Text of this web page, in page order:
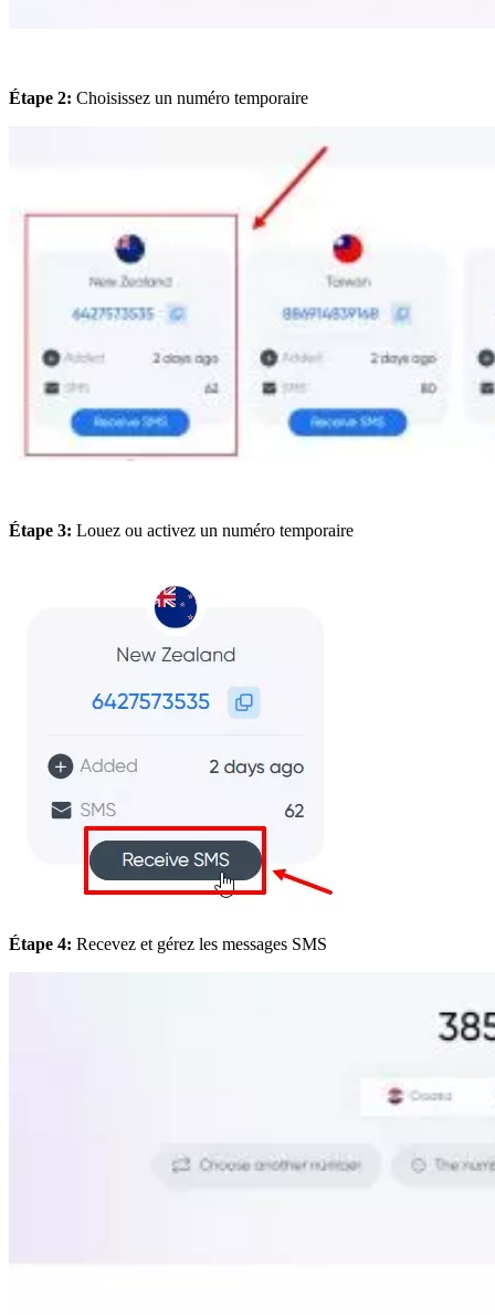
Étape 2: Choisissez un numéro temporaire
Étape 3: Louez ou activez un numéro temporaire
Étape 4: Recevez et gérez les messages SMS